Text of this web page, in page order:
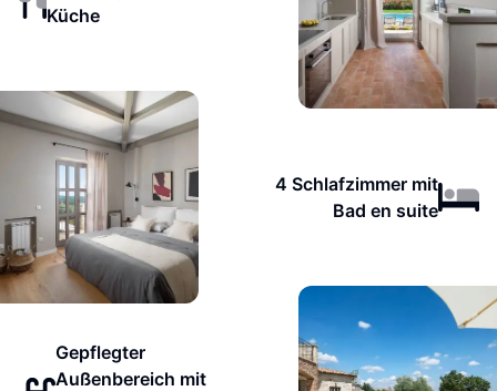
Küche
4 Schlafzimmer mit
Bad en suite
Gepflegter
Außenbereich mit